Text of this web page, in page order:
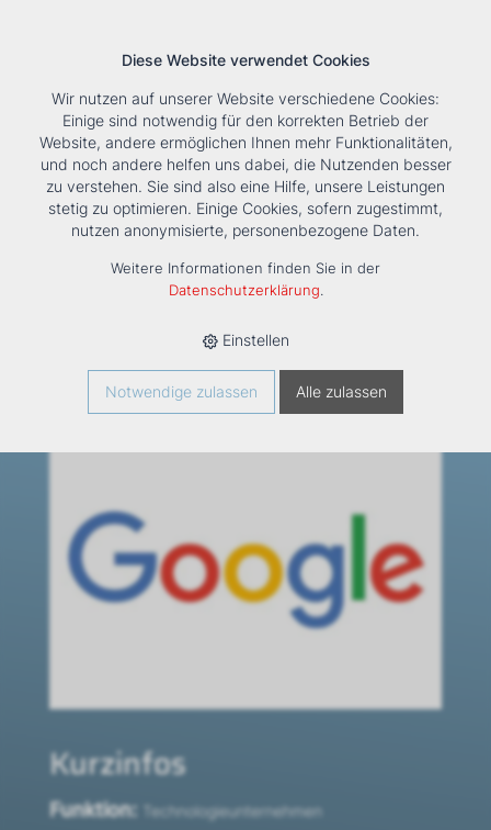
Tools Unternehmen Karriere KontaktSuche
HOME › NEWS › GOOGLE
GOOGLE
Zürich, Schweiz
Kurzinfos
Funktion: Technologieunternehmen
Diese Website verwendet Cookies
Wir nutzen auf unserer Website verschiedene Cookies:
Einige sind notwendig für den korrekten Betrieb der
Website, andere ermöglichen Ihnen mehr Funktionalitäten,
und noch andere helfen uns dabei, die Nutzenden besser
zu verstehen. Sie sind also eine Hilfe, unsere Leistungen
stetig zu optimieren. Einige Cookies, sofern zugestimmt,
nutzen anonymisierte, personenbezogene Daten.
Weitere Informationen finden Sie in der
Datenschutzerklärung.
Einstellen
Notwendige zulassen Alle zulassen